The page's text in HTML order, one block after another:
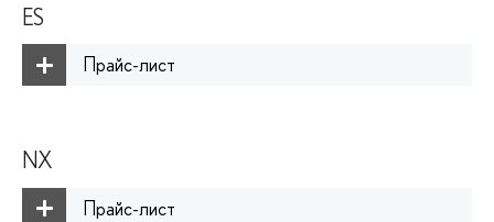
ES
Прайс-лист
NX
Прайс-лист